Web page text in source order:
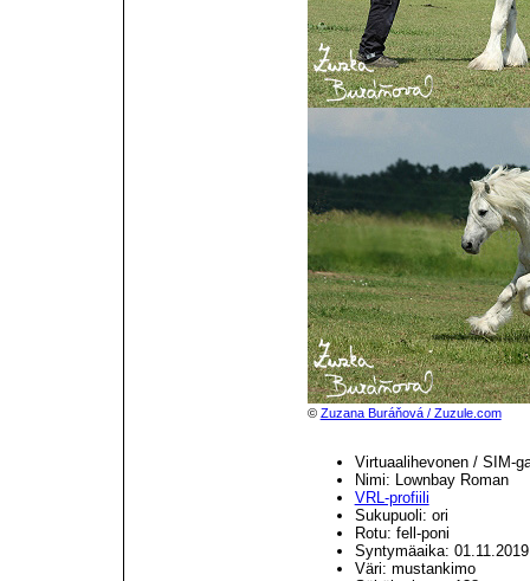
© Zuzana Buráňová / Zuzule.com
Virtuaalihevonen / SIM-
Nimi: Lownbay Roman
VRL-profiili
Sukupuoli: ori
Rotu: fell-poni
Syntymäaika: 01.11.2019
Väri: mustankimo